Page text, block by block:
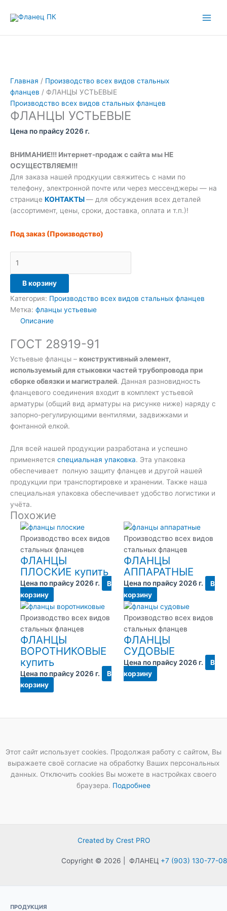
Главная / Производство всех видов стальных
фланцев / ФЛАНЦЫ УСТЬЕВЫЕ
Производство всех видов стальных фланцев
ФЛАНЦЫ УСТЬЕВЫЕ
Цена по прайсу 2026 г.
ВНИМАНИЕ!!! Интернет-продаж с сайта мы НЕ
ОСУЩЕСТВЛЯЕМ!!!
Для заказа нашей продкуции свяжитесь с нами по
телефону, электронной почте или через мессенджеры — на
странице КОНТАКТЫ— для обсуждения всех деталей
(ассортимент, цены, сроки, доставка, оплата и т.п.)!
Под заказ (Производство)
товара
В корзину
Категория: Производство всех видов стальных фланцев
Метка: фланцы устьевые
Описание
ГОСТ 28919-91
Устьевые фланцы – конструктивный элемент,
используемый для стыковки частей трубопровода при
сборке обвязки и магистралей. Данная разновидность
фланцевого соединения входит в комплект устьевой
арматуры (общий вид арматуры на рисунке ниже) наряду с
запорно-регулирующими вентилями, задвижками и
фонтанной елкой.
Для всей нашей продукции разработана и успешно
применяется специальная упаковка. Эта упаковка
обеспечивает полную защиту фланцев и другой нашей
продукции при транспортировке и хранении. Также наша
специальная упаковка обеспечивает удобство логистики и
учёта.
Похожие
Производство всех видов
стальных фланцев
ФЛАНЦЫ
ПЛОСКИЕ купить
Цена по прайсу 2026 г.
В
корзину
Производство всех видов
стальных фланцев
ФЛАНЦЫ
АППАРАТНЫЕ
Цена по прайсу 2026 г.
В
корзину
Производство всех видов
стальных фланцев
ФЛАНЦЫ
ВОРОТНИКОВЫЕ
купить
Цена по прайсу 2026 г.
В
корзину
Производство всех видов
стальных фланцев
ФЛАНЦЫ
СУДОВЫЕ
Цена по прайсу 2026 г.
В
корзину
Этот сайт использует cookies. Продолжая работу с сайтом, Вы
выражаете своё согласие на обработку Ваших персональных
данных. Отключить cookies Вы можете в настройках своего
браузера. Подробнее
Created by Crest PRO
Copyright © 2026 | ФЛАНЕЦ +7 (903) 130-77-08
ПРОДУКЦИЯ